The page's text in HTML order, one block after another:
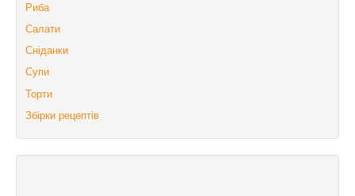
Риба
Салати
Сніданки
Супи
Торти
Збірки рецептів